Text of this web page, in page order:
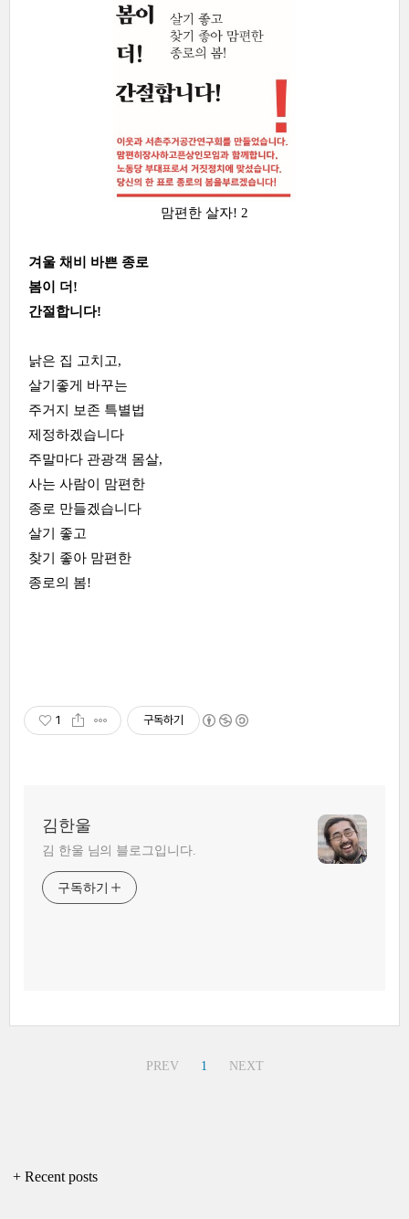
맘편한 살자! 2
겨울 채비 바쁜 종로
봄이 더!
간절합니다!
낡은 집 고치고,
살기좋게 바꾸는
주거지 보존 특별법
제정하겠습니다
주말마다 관광객 몸살,
사는 사람이 맘편한
종로 만들겠습니다
살기 좋고
찾기 좋아 맘편한
종로의 봄!
1 구독하기
김한울
김 한울 님의 블로그입니다.
구독하기
PREV 1 NEXT
+ Recent posts